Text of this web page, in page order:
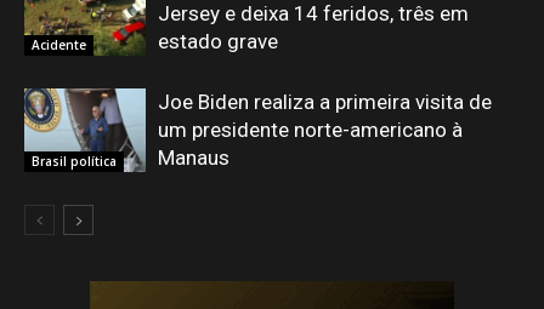
Acidente
Jersey e deixa 14 feridos, três em
estado grave
Brasil política
Joe Biden realiza a primeira visita de
um presidente norte-americano à
Manaus